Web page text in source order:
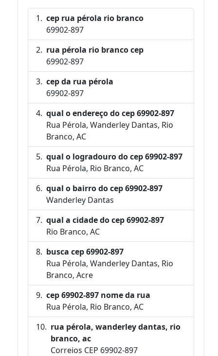
cep rua pérola rio branco
69902-897
rua pérola rio branco cep
69902-897
cep da rua pérola
69902-897
qual o endereço do cep 69902-897
Rua Pérola, Wanderley Dantas, Rio
Branco, AC
qual o logradouro do cep 69902-897
Rua Pérola, Rio Branco, AC
qual o bairro do cep 69902-897
Wanderley Dantas
qual a cidade do cep 69902-897
Rio Branco, AC
busca cep 69902-897
Rua Pérola, Wanderley Dantas, Rio
Branco, Acre
cep 69902-897 nome da rua
Rua Pérola, Rio Branco, AC
rua pérola, wanderley dantas, rio
branco, ac
Correios CEP 69902-897